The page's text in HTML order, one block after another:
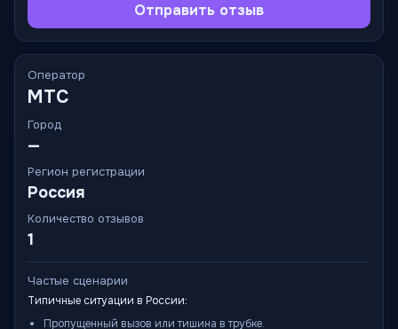
Отправить отзыв
Оператор
МТС
Город
—
Регион регистрации
Россия
Количество отзывов
1
Частые сценарии
Типичные ситуации в России:
Пропущенный вызов или тишина в трубке.